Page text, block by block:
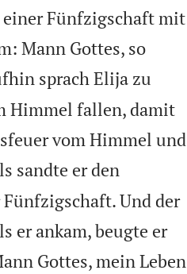
einer Fünfzigschaft mit
Mann Gottes, so
sprach Elija zu
Himmel fallen, damit
vom Himmel und
sandte er den
Und der
er ankam, beugte er
Gottes, mein Leben